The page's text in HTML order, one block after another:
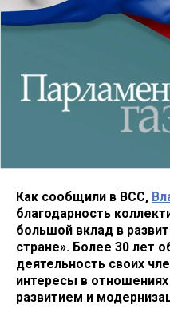
Как сообщили в ВСС,
благодарность
большой вклад в
стране». Более 30 лет
деятельность своих
интересы в
развитием и